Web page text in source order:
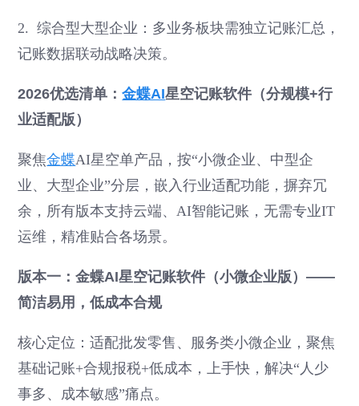
2. 综合型大型企业：多业务板块需独立记账汇总，
记账数据联动战略决策。
2026优选清单：金蝶AI星空记账软件（分规模+行
业适配版）
聚焦金蝶AI星空单产品，按“小微企业、中型企
业、大型企业”分层，嵌入行业适配功能，摒弃冗
余，所有版本支持云端、AI智能记账，无需专业IT
运维，精准贴合各场景。
版本一：金蝶AI星空记账软件（小微企业版）——
简洁易用，低成本合规
核心定位：适配批发零售、服务类小微企业，聚焦
基础记账+合规报税+低成本，上手快，解决“人少
事多、成本敏感”痛点。